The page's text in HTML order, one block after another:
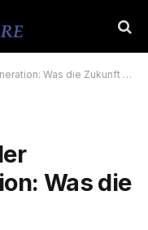
Was die Zukunft bringt
Was die